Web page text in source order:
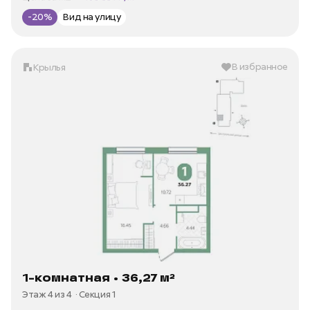
-20%
Вид на улицу
Крылья В избранное
1-комнатная • 36,27 м²
Этаж 4 из 4 Секция 1